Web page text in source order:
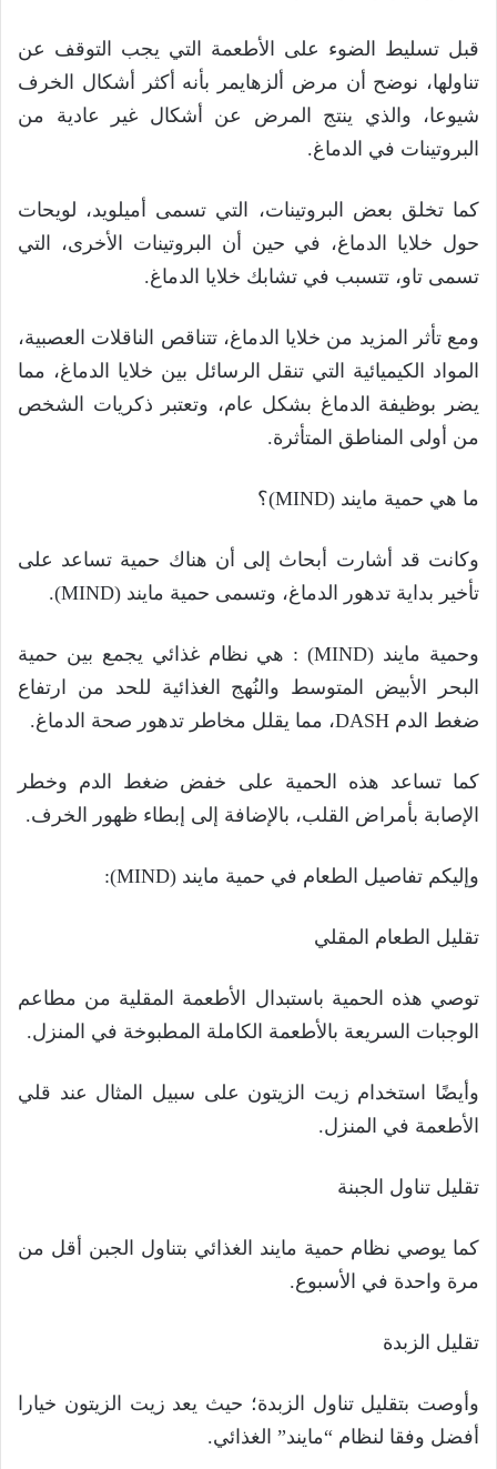
قبل تسليط الضوء على الأطعمة التي يجب التوقف عن
تناولها، نوضح أن مرض ألزهايمر بأنه أكثر أشكال الخرف
شيوعا، والذي ينتج المرض عن أشكال غير عادية من
البروتينات في الدماغ.
كما تخلق بعض البروتينات، التي تسمى أميلويد، لويحات
حول خلايا الدماغ، في حين أن البروتينات الأخرى، التي
تسمى تاو، تتسبب في تشابك خلايا الدماغ.
ومع تأثر المزيد من خلايا الدماغ، تتناقص الناقلات العصبية،
المواد الكيميائية التي تنقل الرسائل بين خلايا الدماغ، مما
يضر بوظيفة الدماغ بشكل عام، وتعتبر ذكريات الشخص
من أولى المناطق المتأثرة.
ما هي حمية مايند (MIND)؟
وكانت قد أشارت أبحاث إلى أن هناك حمية تساعد على
تأخير بداية تدهور الدماغ، وتسمى حمية مايند (MIND).
وحمية مايند (MIND) : هي نظام غذائي يجمع بين حمية
البحر الأبيض المتوسط والنُهج الغذائية للحد من ارتفاع
ضغط الدم DASH، مما يقلل مخاطر تدهور صحة الدماغ.
كما تساعد هذه الحمية على خفض ضغط الدم وخطر
الإصابة بأمراض القلب، بالإضافة إلى إبطاء ظهور الخرف.
وإليكم تفاصيل الطعام في حمية مايند (MIND):
تقليل الطعام المقلي
توصي هذه الحمية باستبدال الأطعمة المقلية من مطاعم
الوجبات السريعة بالأطعمة الكاملة المطبوخة في المنزل.
وأيضًا استخدام زيت الزيتون على سبيل المثال عند قلي
الأطعمة في المنزل.
تقليل تناول الجبنة
كما يوصي نظام حمية مايند الغذائي بتناول الجبن أقل من
مرة واحدة في الأسبوع.
تقليل الزبدة
وأوصت بتقليل تناول الزبدة؛ حيث يعد زيت الزيتون خيارا
أفضل وفقا لنظام “مايند” الغذائي.